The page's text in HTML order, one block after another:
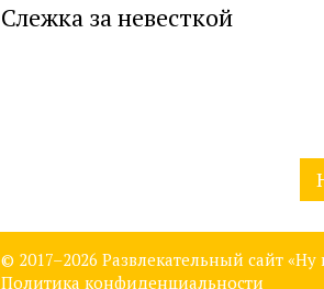
Слежка за невесткой
© 2017–2026 Развлекательный сайт «Ну
Политика конфиденциальности